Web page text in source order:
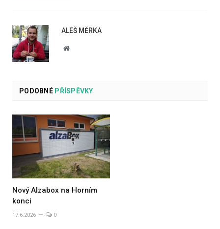
ALEŠ MĚRKA
Website
PODOBNÉPŘÍSPĚVKY
Nový Alzabox na Horním
konci
17.6.2026 0